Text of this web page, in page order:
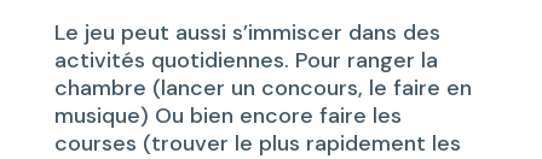
Le jeu peut aussi s’immiscer dans des
activités quotidiennes. Pour ranger la
chambre (lancer un concours, le faire en
musique) Ou bien encore faire les
courses (trouver le plus rapidement les